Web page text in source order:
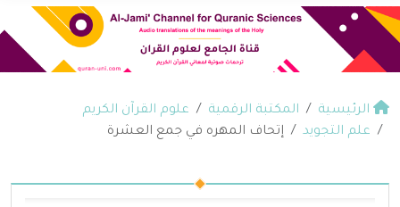
الرئيسية المكتبة الرقمية
علوم القرآن الكريم
علم التجويد
إتحاف المهره في جمع العشرة